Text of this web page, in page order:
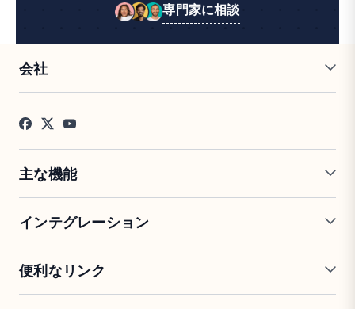
専門家に相談
会社
採用情報
お客様の声
プレス
アフィリエイト
主な機能
条件付きロジック
会話型フォーム
フォームランディングページ
エントリー管理
PDF生成
署名フォーム
インテグレーション
Google Sheets
Salesforce
Stripe
便利なリンク